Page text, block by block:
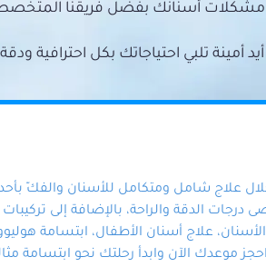
مشكلات أسنانك بفضل فريقنا
تلبي احتياجاتك بكل احترافية
علاج شامل ومتكامل للأسنان والفكّ
الدقة والراحة، بالإضافة إلى تركيبات
علاج أسنان الأطفال، ابتسامة
موعدك الآن وابدأ رحلتك نحو ابتسامة